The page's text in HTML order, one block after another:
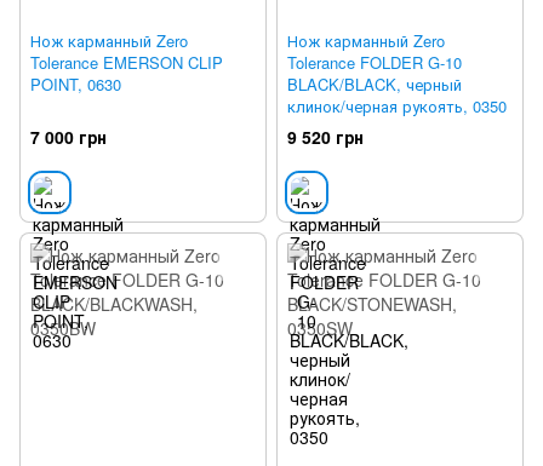
Нож карманный Zero
Tolerance EMERSON CLIP
POINT, 0630
7 000 грн
Нож карманный Zero
Tolerance FOLDER G-10
BLACK/BLACK, черный
клинок/черная рукоять, 0350
9 520 грн